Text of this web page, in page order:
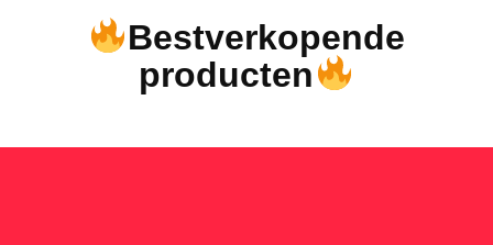
Bestverkopende
producten